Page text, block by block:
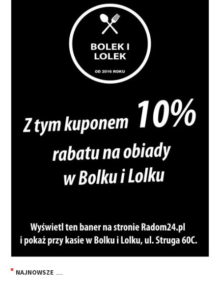
NAJNOWSZE